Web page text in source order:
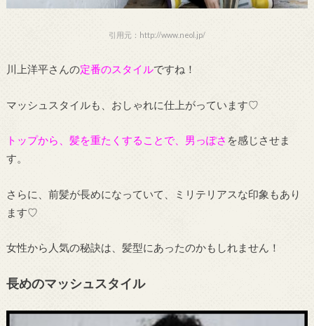
引用元：http://www.neol.jp/
川上洋平さんの定番のスタイルですね！
マッシュスタイルも、おしゃれに仕上がっています♡
トップから、髪を重たくすることで、男っぽさ を感じさせま
す。
さらに、前髪が長めになっていて、ミリテリアスな印象もあり
ます♡
女性から人気の秘訣は、髪型にあったのかもしれません！
長めのマッシュスタイル